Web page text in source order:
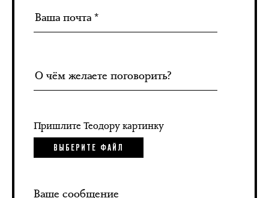
Пришлите Теодору картинку
ВЫБЕРИТЕ ФАЙЛ
Ваше сообщение